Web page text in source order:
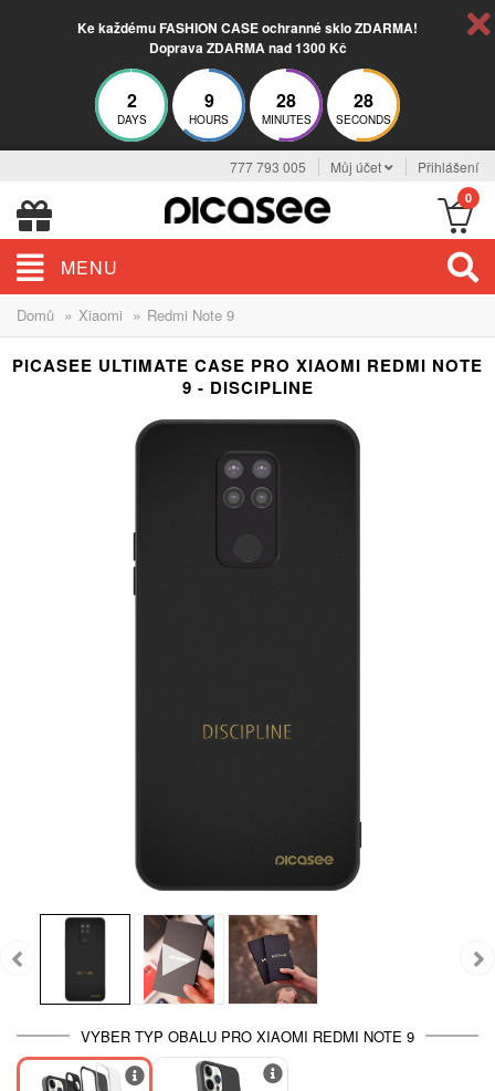
Ke každému FASHION CASE ochranné sklo ZDARMA!
Doprava ZDARMA nad 1300 Kč
2
DAYS
9
HOURS
28
MINUTES
27
SECONDS
777 793 005 Můj účet Přihlášení
0
MENU
Domů » Xiaomi » Redmi Note 9
PICASEE ULTIMATE CASE PRO XIAOMI REDMI NOTE
9 - DISCIPLINE
VYBER TYP OBALU PRO XIAOMI REDMI NOTE 9